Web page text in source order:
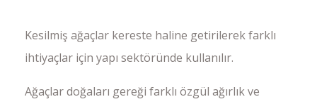
Kesilmiş ağaçlar kereste haline getirilerek farklı
ihtiyaçlar için yapı sektöründe kullanılır.
Ağaçlar doğaları gereği farklı özgül ağırlık ve